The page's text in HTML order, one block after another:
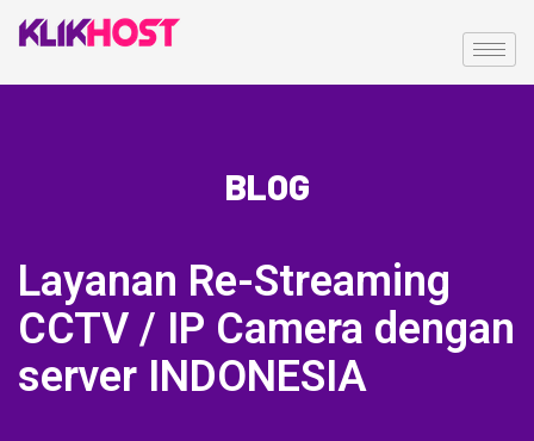
BLOG
Layanan Re-Streaming
CCTV / IP Camera dengan
server INDONESIA